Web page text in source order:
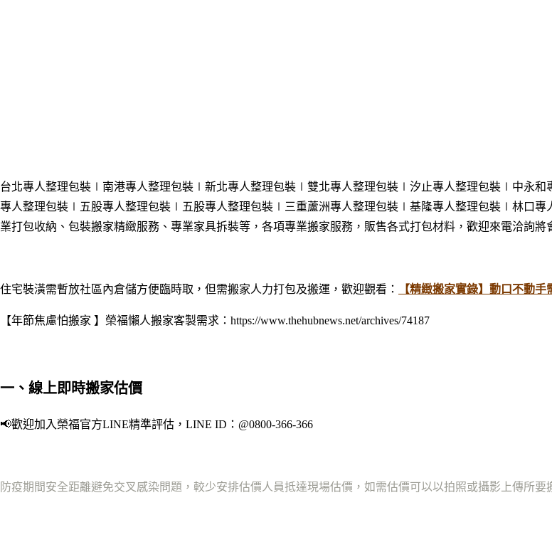
台北專人整理包裝∣南港專人整理包裝∣新北專人整理包裝∣雙北專人整理包裝∣汐止專人整理包裝∣中永和
專人整理包裝 ∣五股專人整理包裝 ∣五股專人整理包裝 ∣三重蘆洲專人整理包裝 ∣基隆專人整理包裝 ∣林口專
業打包收納、包裝搬家精緻服務、專業家具拆裝等，各項專業搬家服務，販售各式打包材料，歡迎來電洽詢將
住宅裝潢需暫放社區內倉儲方便臨時取，但需搬家人力打包及搬運，歡迎觀看： 【精緻搬家實錄】動口不動
【年節焦慮怕搬家 】榮福懶人搬家客製需求：https://www.thehubnews.net/archives/74187
一、線上即時搬家估價
📢歡迎加入榮福官方LINE精準評估，LINE ID：@0800-366-366
防疫期間安全距離避免交叉感染問題，較少安排估價人員抵達現場估價，如需估價可以以拍照或攝影上傳所